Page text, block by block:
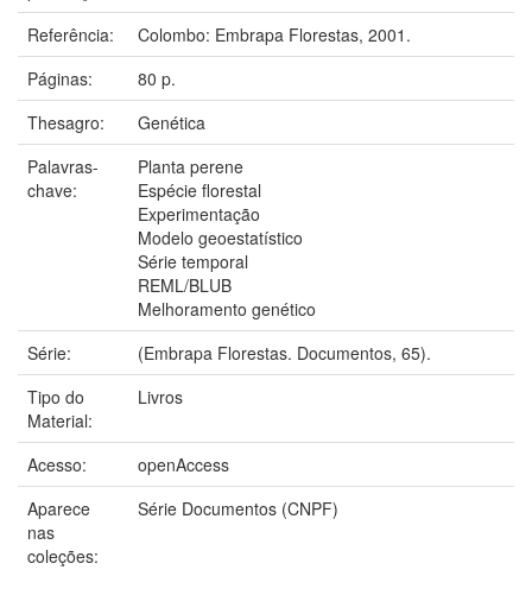
Referência:
Colombo: Embrapa Florestas, 2001.
Páginas:
80 p.
Thesagro:
Genética
Palavras-
chave:
Planta perene
Espécie florestal
Experimentação
Modelo geoestatístico
Série temporal
REML/BLUB
Melhoramento genético
Série:
(Embrapa Florestas. Documentos, 65).
Tipo do
Material:
Livros
Acesso:
openAccess
Aparece
nas
coleções:
Série Documentos (CNPF)